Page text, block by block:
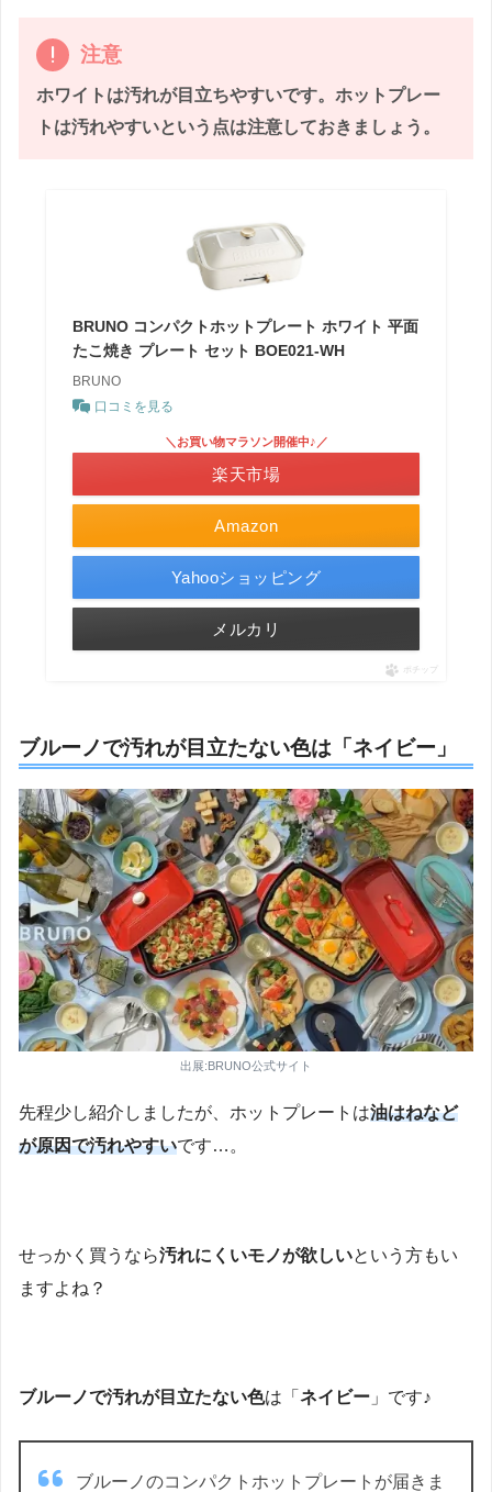
注意
ホワイトは汚れが目立ちやすいです。ホットプレー
トは汚れやすいという点は注意しておきましょう。
BRUNO コンパクトホットプレート ホワイト 平面
たこ焼き プレート セット BOE021-WH
BRUNO
口コミを見る
Amazon
＼お買い物マラソン開催中♪／
楽天市場
Yahooショッピング
メルカリ
ポチップ
ブルーノで汚れが目立たない色は「ネイビー」
出展:BRUNO公式サイト
先程少し紹介しましたが、ホットプレートは油はねなど
が原因で汚れやすいです…。
せっかく買うなら汚れにくいモノが欲しいという方もい
ますよね？
ブルーノで汚れが目立たない色は「 ネイビー 」です♪
ブルーノのコンパクトホットプレートが届きま